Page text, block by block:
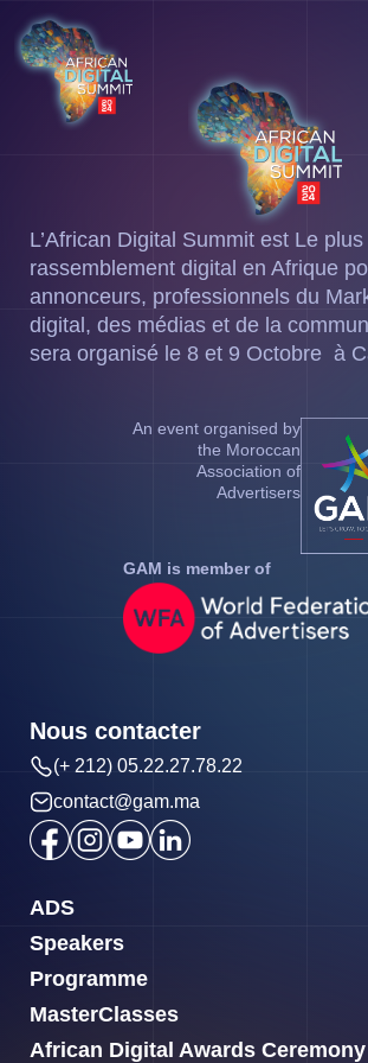
L’African Digital Summit est Le plus
rassemblement digital en Afrique
annonceurs, professionnels du
digital, des médias et de la
sera organisé le 8 et 9 Octobre à
An event organised by
the Moroccan
Association of
Advertisers
GAM is member of
ADS
Speakers
Programme
MasterClasses
African Digital Awards Ceremony
Nous contacter
(+ 212) 05.22.27.78.22
contact@gam.ma